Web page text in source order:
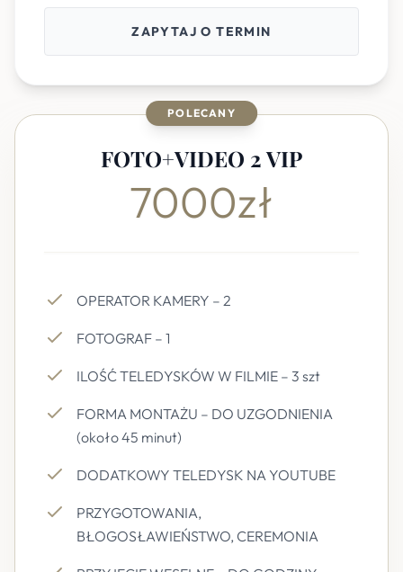
ZAPYTAJ O TERMIN
POLECANY
FOTO+VIDEO 2 VIP
7000zł
OPERATOR KAMERY – 2
FOTOGRAF – 1
ILOŚĆ TELEDYSKÓW W FILMIE – 3 szt
FORMA MONTAŻU – DO UZGODNIENIA
(około 45 minut)
DODATKOWY TELEDYSK NA YOUTUBE
PRZYGOTOWANIA,
BŁOGOSŁAWIEŃSTWO, CEREMONIA